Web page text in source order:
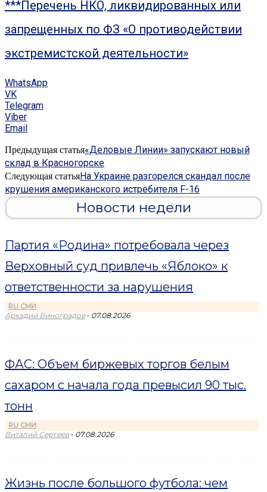
***Перечень НКО, ликвидированных или
запрещенных по ФЗ «О противодействии
экстремистской деятельности»
WhatsApp
VK
Telegram
Viber
Email
Предыдущая статья«Деловые Линии» запускают новый
склад в Красногорске
Следующая статьяНа Украине разгорелся скандал после
крушения американского истребителя F-16
Новости недели
Партия «Родина» потребовала через
Верховный суд привлечь «Яблоко» к
ответственности за нарушения
RU СМИ
Аркадий Виноградов - 07.08.2026
ФАС: Объем биржевых торгов белым
сахаром с начала года превысил 90 тыс.
тонн
RU СМИ
Виталий Сергеев - 07.08.2026
Жизнь после большого футбола: чем